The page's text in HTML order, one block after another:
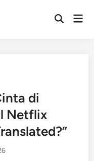
Open
di
Netflix